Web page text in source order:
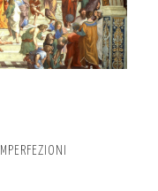
IMPERFEZIONI